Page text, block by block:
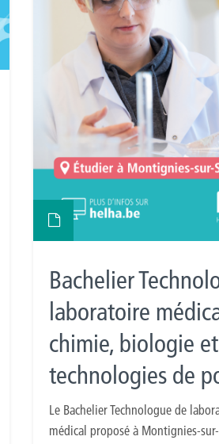
Bachelier
laboratoire
chimie, biologie et
technologies de
Le Bachelier Technologue de
médical proposé à Montignies-